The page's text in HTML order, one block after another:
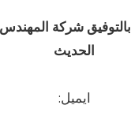
بالتوفيق شركة
الحديث
ايميل: